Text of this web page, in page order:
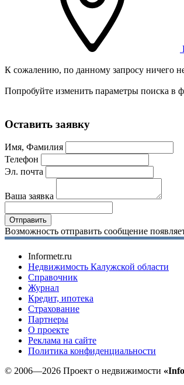
К сожалению, по данному запросу ничего
Попробуйте изменить параметры поиска в
Оставить заявку
Имя, Фамилия
Телефон
Эл. почта
Ваша заявка
Возможность отправить сообщение
Informetr.ru
Недвижимость Калужской области
Справочник
Журнал
Кредит, ипотека
Страхование
Партнеры
O проекте
Реклама на сайте
Политика конфиденциальности
© 2006—2026 Проект о недвижимости